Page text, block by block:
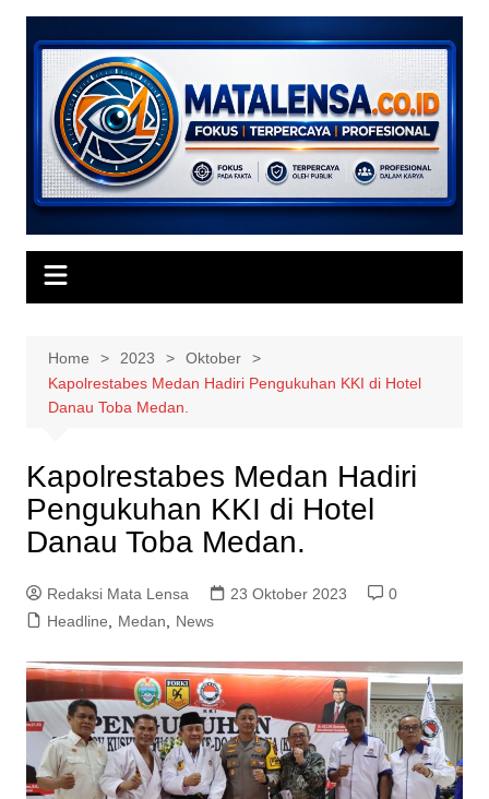
Skip
content
Home 2023
Oktober
Kapolrestabes Medan Hadiri Pengukuhan KKI di Hotel
Danau Toba Medan.
Kapolrestabes Medan Hadiri
Pengukuhan KKI di Hotel
Danau Toba Medan.
Redaksi Mata Lensa 23 Oktober 2023
0
Headline
Medan News